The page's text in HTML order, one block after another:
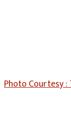
Photo Courtesy :